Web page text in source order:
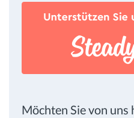
Möchten Sie von uns